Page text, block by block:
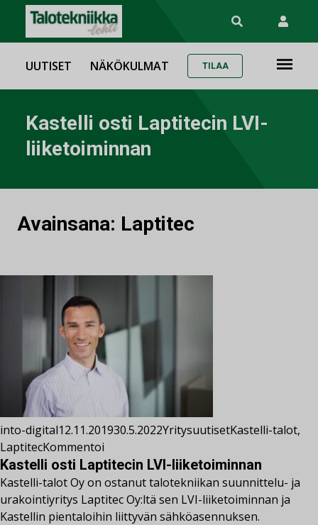
UUTISET NÄKÖKULMAT TILAA
Kastelli osti Laptitecin LVI-
liiketoiminnan
Avainsana: Laptitec
into-digital12.11.201930.5.2022YritysuutisetKastelli-talot,
LaptitecKommentoi
Kastelli osti Laptitecin LVI-liiketoiminnan
Kastelli-talot Oy on ostanut talotekniikan suunnittelu- ja
urakointiyritys Laptitec Oy:ltä sen LVI-liiketoiminnan ja
Kastellin pientaloihin liittyvän sähköasennuksen.